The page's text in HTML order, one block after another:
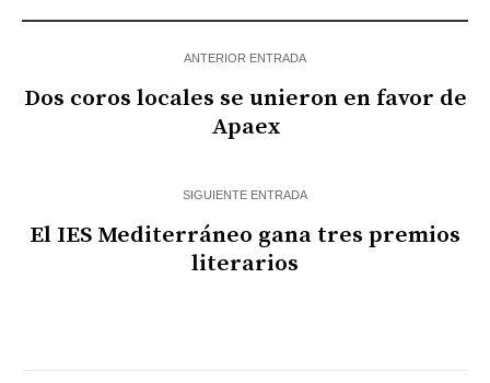
ANTERIOR ENTRADA
Dos coros locales se unieron en favor de
Apaex
SIGUIENTE ENTRADA
El IES Mediterráneo gana tres premios
literarios